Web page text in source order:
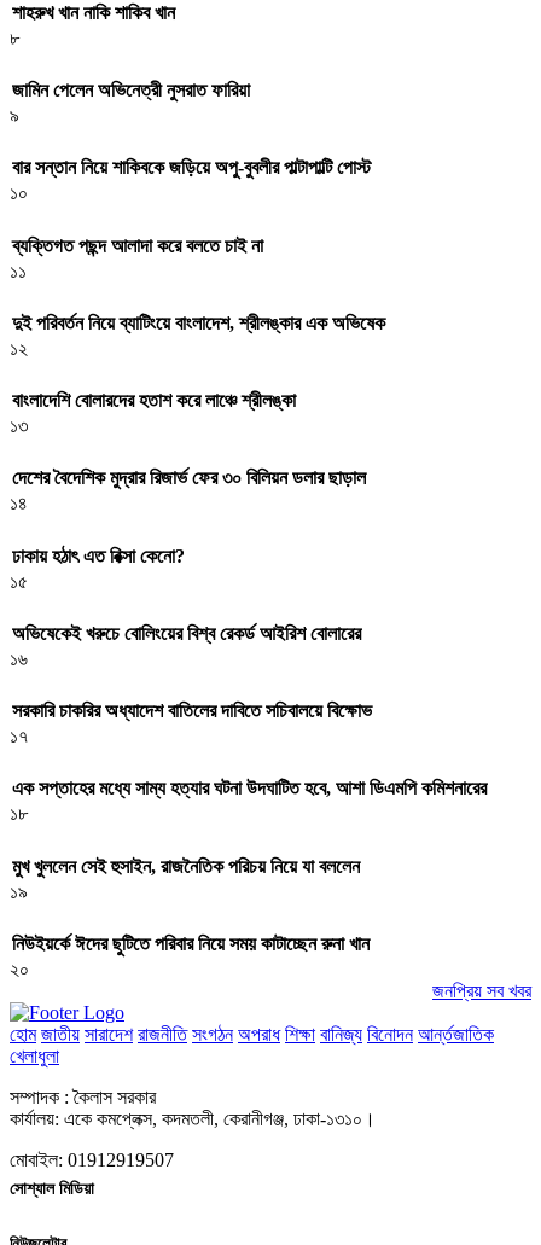
শাহরুখ খান নাকি শাকিব খান
৮
জামিন পেলেন অভিনেত্রী নুসরাত ফারিয়া
৯
বার সন্তান নিয়ে শাকিবকে জড়িয়ে অপু-বুবলীর পাল্টাপাল্টি পোস্ট
১০
ব্যক্তিগত পছন্দ আলাদা করে বলতে চাই না
১১
দুই পরিবর্তন নিয়ে ব্যাটিংয়ে বাংলাদেশ, শ্রীলঙ্কার এক অভিষেক
১২
বাংলাদেশি বোলারদের হতাশ করে লাঞ্চে শ্রীলঙ্কা
১৩
দেশের বৈদেশিক মুদ্রার রিজার্ভ ফের ৩০ বিলিয়ন ডলার ছাড়াল
১৪
ঢাকায় হঠাৎ এত রিক্সা কেনো?
১৫
অভিষেকেই খরুচে বোলিংয়ের বিশ্ব রেকর্ড আইরিশ বোলারের
১৬
সরকারি চাকরির অধ্যাদেশ বাতিলের দাবিতে সচিবালয়ে বিক্ষোভ
১৭
এক সপ্তাহের মধ্যে সাম্য হত্যার ঘটনা উদঘাটিত হবে, আশা ডিএমপি কমিশনারের
১৮
মুখ খুললেন সেই হুসাইন, রাজনৈতিক পরিচয় নিয়ে যা বললেন
১৯
নিউইয়র্কে ঈদের ছুটিতে পরিবার নিয়ে সময় কাটাচ্ছেন রুনা খান
২০
জনপ্রিয় সব খবর
হোম জাতীয় সারাদেশ রাজনীতি সংগঠন অপরাধ শিক্ষা বানিজ্য বিনোদন আর্ন্তজাতিক
খেলাধুলা
সম্পাদক : কৈলাস সরকার
কার্যালয়: একে কমপ্লেক্স, কদমতলী, কেরানীগঞ্জ, ঢাকা-১৩১০।
মোবাইল: 01912919507
সোশ্যাল মিডিয়া